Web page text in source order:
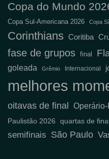
Copa do Mundo
Copa Sul-Americana 2026 Copa
Corinthians Coritiba
fase de grupos final
goleada Grêmio Internacional
melhores
oitavas de final Operário-
Paulistão 2026 quartas de
semifinais São Paulo